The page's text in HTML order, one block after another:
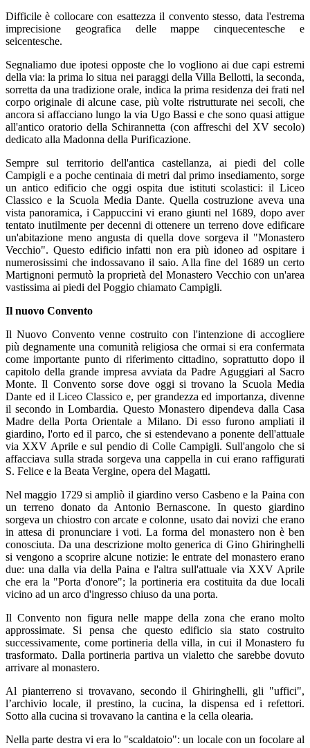
Difficile è collocare con esattezza il convento stesso, data l'estrema
imprecisione geografica delle mappe cinquecentesche e
seicentesche.
Segnaliamo due ipotesi opposte che lo vogliono ai due capi estremi
della via: la prima lo situa nei paraggi della Villa Bellotti, la seconda,
sorretta da una tradizione orale, indica la prima residenza dei frati nel
corpo originale di alcune case, più volte ristrutturate nei secoli, che
ancora si affacciano lungo la via Ugo Bassi e che sono quasi attigue
all'antico oratorio della Schirannetta (con affreschi del XV secolo)
dedicato alla Madonna della Purificazione.
Sempre sul territorio dell'antica castellanza, ai piedi del colle
Campigli e a poche centinaia di metri dal primo insediamento, sorge
un antico edificio che oggi ospita due istituti scolastici: il Liceo
Classico e la Scuola Media Dante. Quella costruzione aveva una
vista panoramica, i Cappuccini vi erano giunti nel 1689, dopo aver
tentato inutilmente per decenni di ottenere un terreno dove edificare
un'abitazione meno angusta di quella dove sorgeva il "Monastero
Vecchio". Questo edificio infatti non era più idoneo ad ospitare i
numerosissimi che indossavano il saio. Alla fine del 1689 un certo
Martignoni permutò la proprietà del Monastero Vecchio con un'area
vastissima ai piedi del Poggio chiamato Campigli.
Il nuovo Convento
Il Nuovo Convento venne costruito con l'intenzione di accogliere
più degnamente una comunità religiosa che ormai si era confermata
come importante punto di riferimento cittadino, soprattutto dopo il
capitolo della grande impresa avviata da Padre Aguggiari al Sacro
Monte. Il Convento sorse dove oggi si trovano la Scuola Media
Dante ed il Liceo Classico e, per grandezza ed importanza, divenne
il secondo in Lombardia. Questo Monastero dipendeva dalla Casa
Madre della Porta Orientale a Milano. Di esso furono ampliati il
giardino, l'orto ed il parco, che si estendevano a ponente dell'attuale
via XXV Aprile e sul pendio di Colle Campigli. Sull'angolo che si
affacciava sulla strada sorgeva una cappella in cui erano raffigurati
S. Felice e la Beata Vergine, opera del Magatti.
Nel maggio 1729 si ampliò il giardino verso Casbeno e la Paina con
un terreno donato da Antonio Bernascone. In questo giardino
sorgeva un chiostro con arcate e colonne, usato dai novizi che erano
in attesa di pronunciare i voti. La forma del monastero non è ben
conosciuta. Da una descrizione molto generica di Gino Ghiringhelli
si vengono a scoprire alcune notizie: le entrate del monastero erano
due: una dalla via della Paina e l'altra sull'attuale via XXV Aprile
che era la "Porta d'onore"; la portineria era costituita da due locali
vicino ad un arco d'ingresso chiuso da una porta.
Il Convento non figura nelle mappe della zona che erano molto
approssimate. Si pensa che questo edificio sia stato costruito
successivamente, come portineria della villa, in cui il Monastero fu
trasformato. Dalla portineria partiva un vialetto che sarebbe dovuto
arrivare al monastero.
Al pianterreno si trovavano, secondo il Ghiringhelli, gli "uffici",
l’archivio locale, il prestino, la cucina, la dispensa ed i refettori.
Sotto alla cucina si trovavano la cantina e la cella olearia.
Nella parte destra vi era lo "scaldatoio": un locale con un focolare al